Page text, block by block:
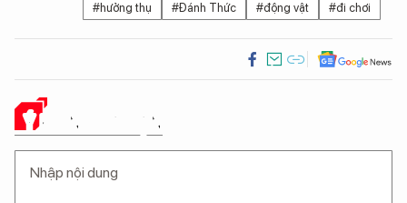
#hưởng thụ
#Đánh Thức #động vật #đi chơi
Ý KIẾN CỦA BẠN